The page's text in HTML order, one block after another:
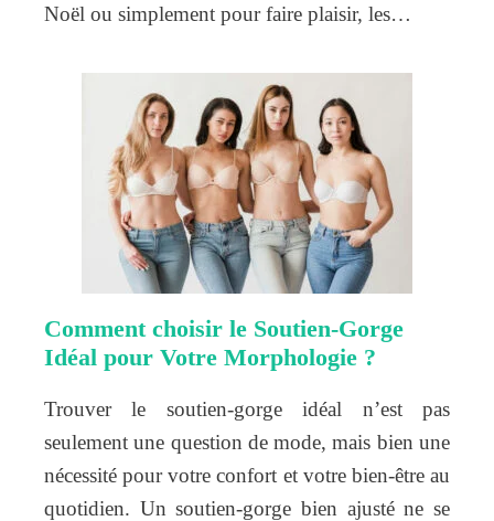
Noël ou simplement pour faire plaisir, les…
Comment choisir le Soutien-Gorge
Idéal pour Votre Morphologie ?
Trouver le soutien-gorge idéal n’est pas
seulement une question de mode, mais bien une
nécessité pour votre confort et votre bien-être au
quotidien. Un soutien-gorge bien ajusté ne se